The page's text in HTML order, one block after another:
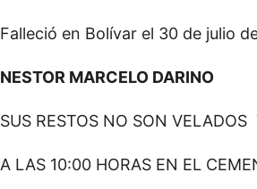
Falleció en Bolívar el 30 de julio
NESTOR MARCELO DARINO
SUS RESTOS NO SON
A LAS 10:00 HORAS EN EL